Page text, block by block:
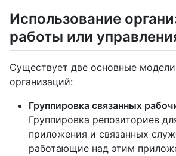
Использование
работы или
Существует две основные
организаций:
Группировка связанных
Группировка репозиториев
приложения и связанных
работающие над этим